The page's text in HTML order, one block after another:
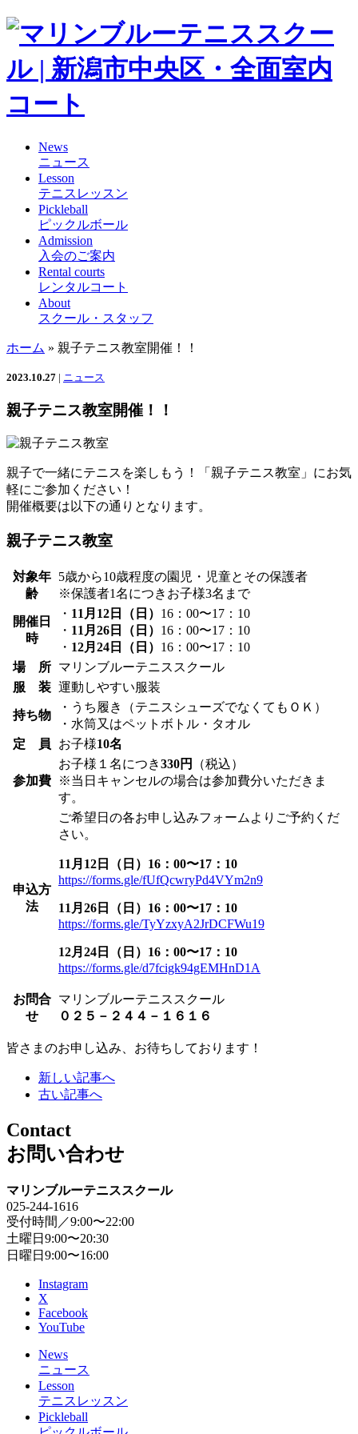
News
ニュース
Lesson
テニスレッスン
Pickleball
ピックルボール
Admission
入会のご案内
Rental courts
レンタルコート
About
スクール・スタッフ
ホーム » 親子テニス教室開催！！
2023.10.27 | ニュース
親子テニス教室開催！！
親子で一緒にテニスを楽しもう！「親子テニス教室」にお気
軽にご参加ください！
開催概要は以下の通りとなります。
親子テニス教室
対象年
齢
5歳から10歳程度の園児・児童とその保護者
※保護者1名につきお子様3名まで
開催日
時
・ 11月12日（日） 16：00〜17：10
・ 11月26日（日） 16：00〜17：10
・ 12月24日（日） 16：00〜17：10
場 所 マリンブルーテニススクール
服 装 運動しやすい服装
持ち物
・うち履き（テニスシューズでなくてもＯＫ）
・水筒又はペットボトル・タオル
定 員
お子様10名
参加費
お子様１名につき330円
（税込）
※当日キャンセルの場合は参加費分いただきま
す。
申込方
法
ご希望日の各お申し込みフォームよりご予約くだ
さい。
11月12日（日）16：00〜17：10
https://forms.gle/fUfQcwryPd4VYm2n9
11月26日（日）16：00〜17：10
https://forms.gle/TyYzxyA2JrDCFWu19
12月24日（日）16：00〜17：10
https://forms.gle/d7fcigk94gEMHnD1A
お問合
せ
マリンブルーテニススクール
０２５－２４４－１６１６
皆さまのお申し込み、お待ちしております！
新しい記事へ
古い記事へ
Contact
お問い合わせ
マリンブルーテニススクール
025-244-1616
受付時間／9:00〜22:00
土曜日9:00〜20:30
日曜日9:00〜16:00
Instagram
X
Facebook
YouTube
News
ニュース
Lesson
テニスレッスン
Pickleball